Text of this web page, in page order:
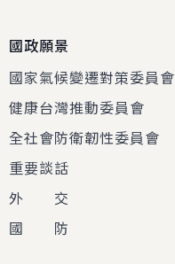
國政願景
國家氣候變遷對策委員會
健康台灣推動委員會
全社會防衛韌性委員會
重要談話
外 交
國 防